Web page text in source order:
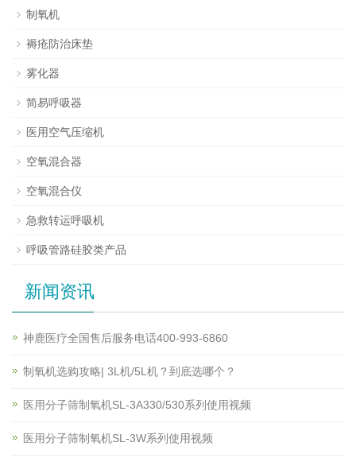
制氧机
褥疮防治床垫
雾化器
简易呼吸器
医用空气压缩机
空氧混合器
空氧混合仪
急救转运呼吸机
呼吸管路硅胶类产品
新闻资讯
神鹿医疗全国售后服务电话400-993-6860
制氧机选购攻略| 3L机/5L机？到底选哪个？
医用分子筛制氧机SL-3A330/530系列使用视频
医用分子筛制氧机SL-3W系列使用视频